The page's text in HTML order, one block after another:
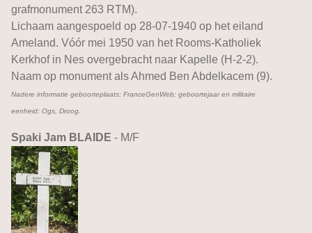
grafmonument 263 RTM).
Lichaam aangespoeld op 28-07-1940 op het eiland
Ameland. Vóór mei 1950 van het Rooms-Katholiek
Kerkhof in Nes overgebracht naar Kapelle (H-2-2).
Naam op monument als Ahmed Ben Abdelkacem (9).
Nadere informatie geboorteplaats: FranceGenWeb; geboortejaar en militaire
eenheid: Ogs, Droog.
Spaki Jam BLAIDE - M/F